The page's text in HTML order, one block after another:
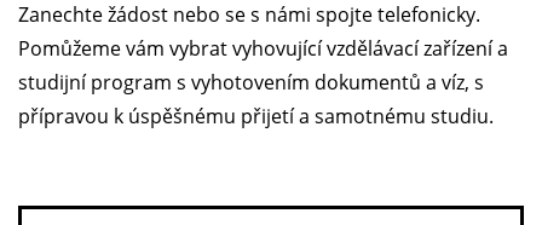
Zanechte žádost nebo se s námi spojte telefonicky.
Pomůžeme vám vybrat vyhovující vzdělávací zařízení a
studijní program s vyhotovením dokumentů a víz, s
přípravou k úspěšnému přijetí a samotnému studiu.